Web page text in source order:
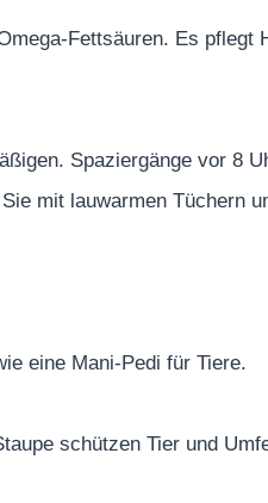
Fettsäuren. Es pflegt
Spaziergänge vor 8
mit lauwarmen Tüchern
eine Mani-Pedi für Tiere.
schützen Tier und